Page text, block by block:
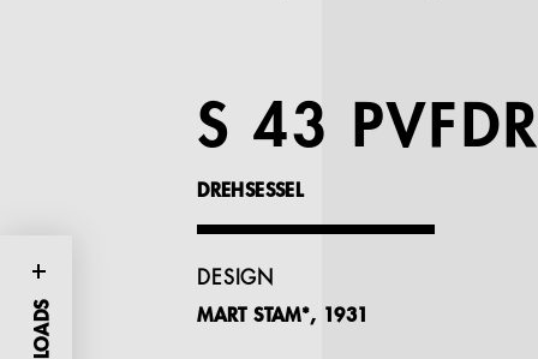
S 43
DREHSESSEL
DESIGN
MART STAM*, 1931